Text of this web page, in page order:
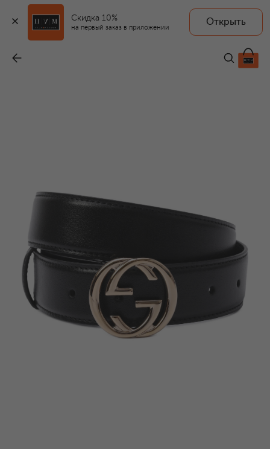
Скидка 10%
на первый заказ в приложении
Открыть
69 850 ₽